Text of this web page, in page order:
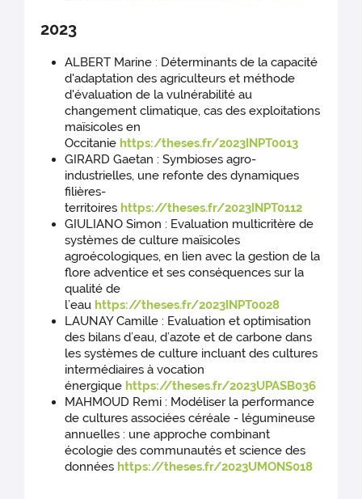
2023
ALBERT Marine : Déterminants de la capacité
d'adaptation des agriculteurs et méthode
d'évaluation de la vulnérabilité au
changement climatique, cas des exploitations
maïsicoles en
Occitanie https:/theses.fr/2023INPT0013
GIRARD Gaetan : Symbioses agro-
industrielles, une refonte des dynamiques
filières-
territoires https://theses.fr/2023INPT0112
GIULIANO Simon : Evaluation multicritère de
systèmes de culture maïsicoles
agroécologiques, en lien avec la gestion de la
flore adventice et ses conséquences sur la
qualité de
l’eau https://theses.fr/2023INPT0028
LAUNAY Camille : Evaluation et optimisation
des bilans d’eau, d’azote et de carbone dans
les systèmes de culture incluant des cultures
intermédiaires à vocation
énergique https://theses.fr/2023UPASB036
MAHMOUD Remi : Modéliser la performance
de cultures associées céréale - légumineuse
annuelles : une approche combinant
écologie des communautés et science des
données https://theses.fr/2023UMONS018